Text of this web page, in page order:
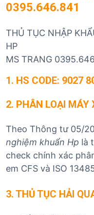
0395.646.841
THỦ TỤC NHẬP
HP
MS TRANG
1. HS CODE: 9027
2. PHÂN LOẠI MÁY
Theo Thông tư 05/
nghiệm khuẩn Hp là
check chính xác
em CFS và ISO
3. THỦ TỤC HẢI